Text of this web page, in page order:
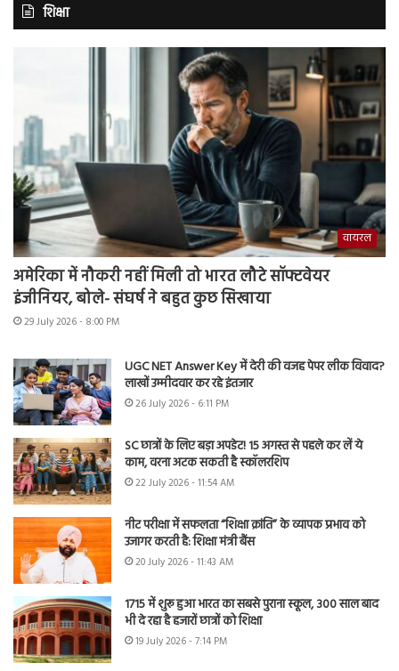
शिक्षा
वायरल
अमेरिका में नौकरी नहीं मिली तो भारत लौटे सॉफ्टवेयर
इंजीनियर, बोले- संघर्ष ने बहुत कुछ सिखाया
29 July 2026 - 8:00 PM
UGC NET Answer Key में देरी की वजह पेपर लीक विवाद?
लाखों उम्मीदवार कर रहे इंतजार
26 July 2026 - 6:11 PM
SC छात्रों के लिए बड़ा अपडेट! 15 अगस्त से पहले कर लें ये
काम, वरना अटक सकती है स्कॉलरशिप
22 July 2026 - 11:54 AM
नीट परीक्षा में सफलता “शिक्षा क्रांति” के व्यापक प्रभाव को
उजागर करती है: शिक्षा मंत्री बैंस
20 July 2026 - 11:43 AM
1715 में शुरू हुआ भारत का सबसे पुराना स्कूल, 300 साल बाद
भी दे रहा है हजारों छात्रों को शिक्षा
19 July 2026 - 7:14 PM